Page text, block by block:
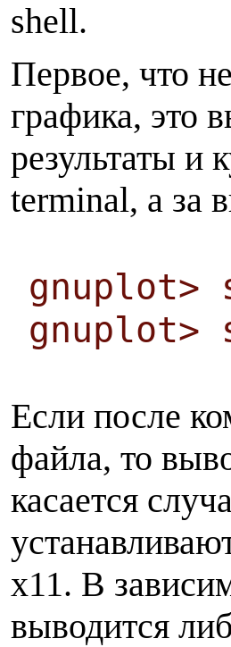
shell.
Первое, что
графика, это
результаты и
terminal, а за
gnuplot>
gnuplot>
Если после
файла, то
касается
x11. В
выводится